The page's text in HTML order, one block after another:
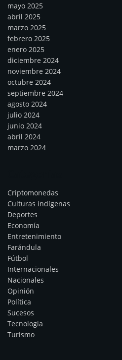
mayo 2025
abril 2025
marzo 2025
febrero 2025
enero 2025
diciembre 2024
noviembre 2024
octubre 2024
septiembre 2024
agosto 2024
julio 2024
junio 2024
abril 2024
marzo 2024
Criptomonedas
Culturas indígenas
Deportes
Economía
Entretenimiento
Farándula
Fútbol
Internacionales
Nacionales
Opinión
Política
Sucesos
Tecnologia
Turismo